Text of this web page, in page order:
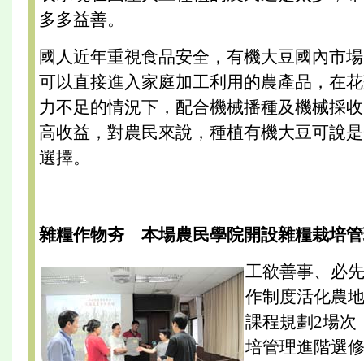
多多益善。
國人近年重視食品安全，有機大豆國內市
可以直接進入家庭加工利用的農產品，在
力不足的情況下，配合機械播種及機械採
高收益，對農民來說，種植有機大豆可說
選擇。
雜糧作物夯 本場農民學院開設雜糧栽培
工欲善事、必
作制度活化農
課程規劃2場次
培管理進階選